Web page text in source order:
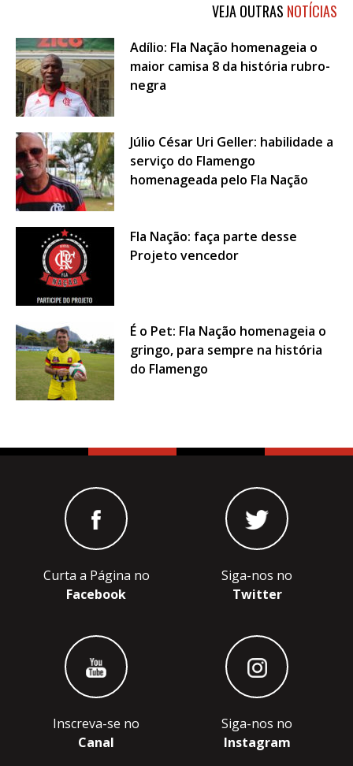
VEJA OUTRAS NOTÍCIAS
Adílio: Fla Nação homenageia o
maior camisa 8 da história rubro-
negra
Júlio César Uri Geller: habilidade a
serviço do Flamengo
homenageada pelo Fla Nação
Fla Nação: faça parte desse
Projeto vencedor
É o Pet: Fla Nação homenageia o
gringo, para sempre na história
do Flamengo
Curta a Página no
Facebook
Siga-nos no
Twitter
Inscreva-se no
Canal
Siga-nos no
Instagram